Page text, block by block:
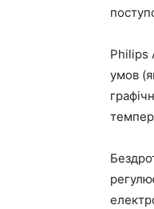
Philips
умов